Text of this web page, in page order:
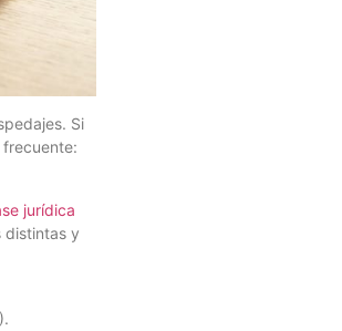
Si
jurídica
distintas y